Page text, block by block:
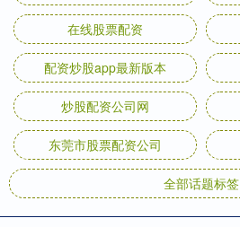
在线股票配资
配资炒股app最新版本
炒股配资公司网
东莞市股票配资公司
全部话题标签